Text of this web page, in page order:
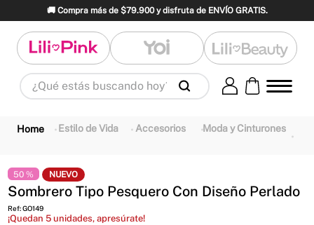
🚚 Compra más de $79.900 y disfruta de ENVÍO GRATIS.
¿Qué estás buscando hoy?
Estilo de Vida Accesorios Moda y Cinturones
50 % NUEVO
Sombrero Tipo Pesquero Con Diseño Perlado
Ref:GO149
¡Quedan5 unidades, apresúrate!
panty 2 brasier . vestidos baño
7 perfume
. termos